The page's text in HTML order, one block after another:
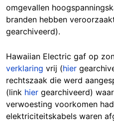
omgevallen
branden hebben
gearchiveerd).
Hawaiian Electric gaf op
verklaring vrij (hier
rechtszaak die werd
(link hier gearchiveerd)
verwoesting voorkomen
elektriciteitskabels waren